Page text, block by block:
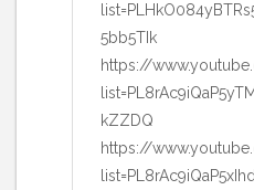
5bb5TIk
https://
kZZDQ
https://